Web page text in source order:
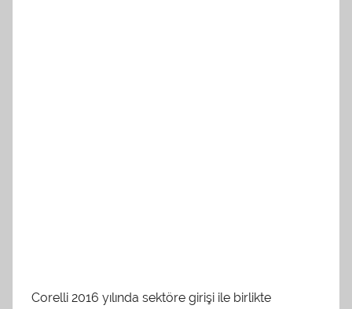
Corelli 2016 yılında sektöre girişi ile birlikte